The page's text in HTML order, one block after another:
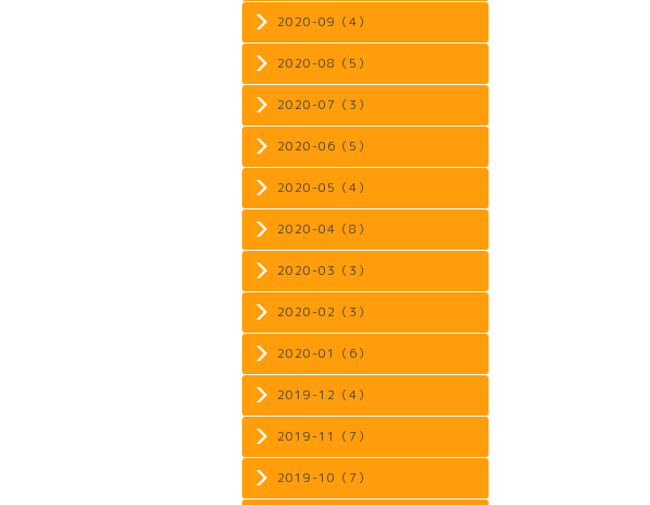
2020-09（4）
2020-08（5）
2020-07（3）
2020-06（5）
2020-05（4）
2020-04（8）
2020-03（3）
2020-02（3）
2020-01（6）
2019-12（4）
2019-11（7）
2019-10（7）